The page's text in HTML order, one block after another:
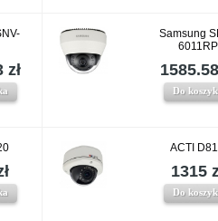
zł
Samsung
6011RP
Do
ACTI
1315
Do